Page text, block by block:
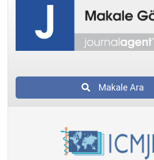
Makale Ara